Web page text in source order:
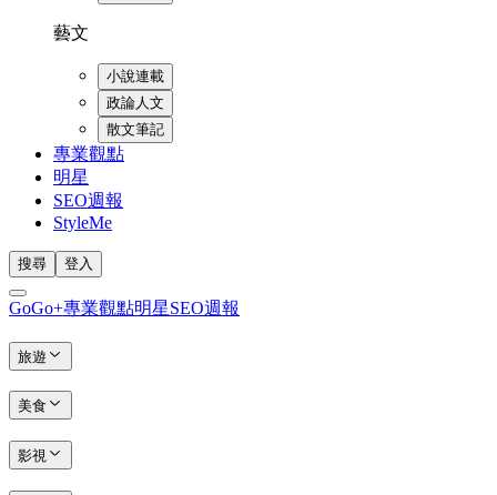
藝文
小說連載
政論人文
散文筆記
專業觀點
明星
SEO週報
StyleMe
搜尋 登入
GoGo+專業觀點明星SEO週報
旅遊
美食
影視